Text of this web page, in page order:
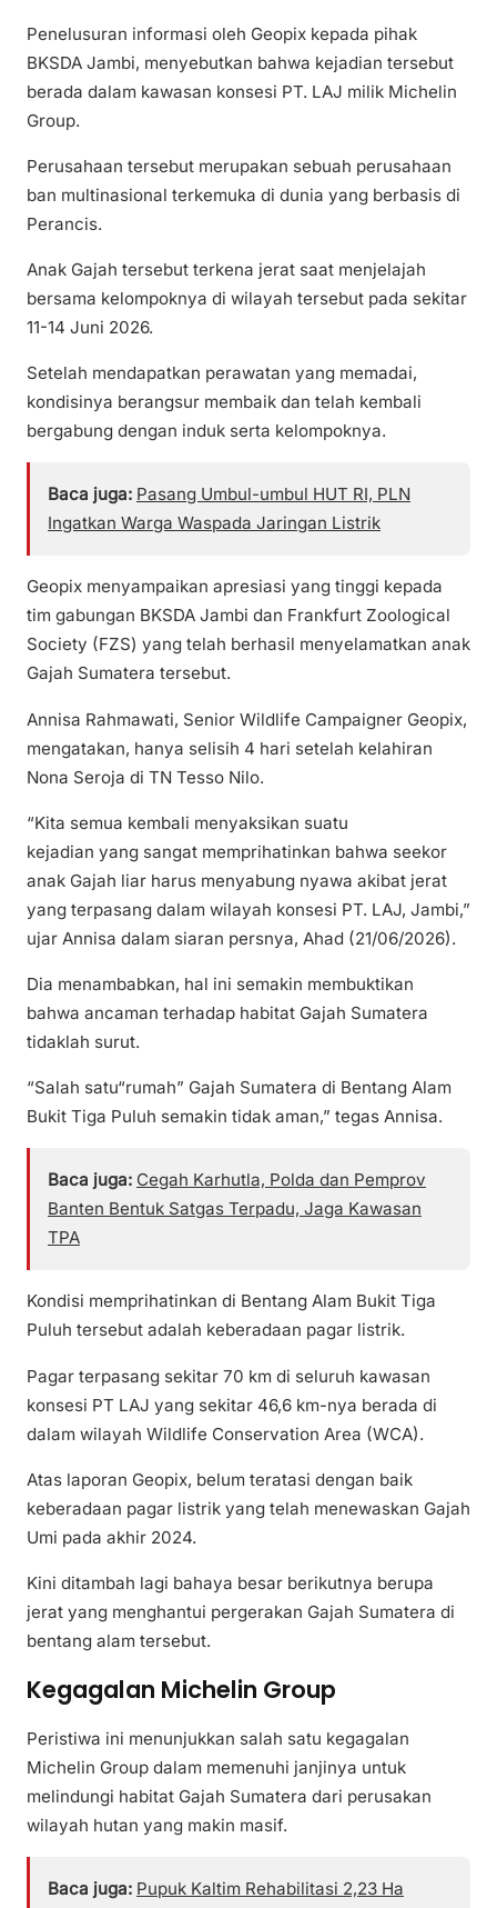
Penelusuran informasi oleh Geopix kepada pihak
BKSDA Jambi, menyebutkan bahwa kejadian tersebut
berada dalam kawasan konsesi PT. LAJ milik Michelin
Group.
Perusahaan tersebut merupakan sebuah perusahaan
ban multinasional terkemuka di dunia yang berbasis di
Perancis.
Anak Gajah tersebut terkena jerat saat menjelajah
bersama kelompoknya di wilayah tersebut pada sekitar
11-14 Juni 2026.
Setelah mendapatkan perawatan yang memadai,
kondisinya berangsur membaik dan telah kembali
bergabung dengan induk serta kelompoknya.
Baca juga: Pasang Umbul-umbul HUT RI, PLN
Ingatkan Warga Waspada Jaringan Listrik
Geopix menyampaikan apresiasi yang tinggi kepada
tim gabungan BKSDA Jambi dan Frankfurt Zoological
Society (FZS) yang telah berhasil menyelamatkan anak
Gajah Sumatera tersebut.
Annisa Rahmawati, Senior Wildlife Campaigner Geopix,
mengatakan, hanya selisih 4 hari setelah kelahiran
Nona Seroja di TN Tesso Nilo.
“Kita semua kembali menyaksikan suatu
kejadian yang sangat memprihatinkan bahwa seekor
anak Gajah liar harus menyabung nyawa akibat jerat
yang terpasang dalam wilayah konsesi PT. LAJ, Jambi,”
ujar Annisa dalam siaran persnya, Ahad (21/06/2026).
Dia menambabkan, hal ini semakin membuktikan
bahwa ancaman terhadap habitat Gajah Sumatera
tidaklah surut.
“Salah satu“rumah” Gajah Sumatera di Bentang Alam
Bukit Tiga Puluh semakin tidak aman,” tegas Annisa.
Baca juga: Cegah Karhutla, Polda dan Pemprov
Banten Bentuk Satgas Terpadu, Jaga Kawasan
TPA
Kondisi memprihatinkan di Bentang Alam Bukit Tiga
Puluh tersebut adalah keberadaan pagar listrik.
Pagar terpasang sekitar 70 km di seluruh kawasan
konsesi PT LAJ yang sekitar 46,6 km-nya berada di
dalam wilayah Wildlife Conservation Area (WCA).
Atas laporan Geopix, belum teratasi dengan baik
keberadaan pagar listrik yang telah menewaskan Gajah
Umi pada akhir 2024.
Kini ditambah lagi bahaya besar berikutnya berupa
jerat yang menghantui pergerakan Gajah Sumatera di
bentang alam tersebut.
Kegagalan Michelin Group
Peristiwa ini menunjukkan salah satu kegagalan
Michelin Group dalam memenuhi janjinya untuk
melindungi habitat Gajah Sumatera dari perusakan
wilayah hutan yang makin masif.
Baca juga: Pupuk Kaltim Rehabilitasi 2,23 Ha